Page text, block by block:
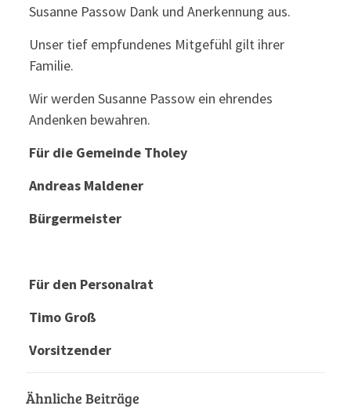
Susanne Passow Dank und Anerkennung aus.
Unser tief empfundenes Mitgefühl gilt ihrer
Familie.
Wir werden Susanne Passow ein ehrendes
Andenken bewahren.
Für die Gemeinde Tholey
Andreas Maldener
Bürgermeister
Für den Personalrat
Timo Groß
Vorsitzender
Ähnliche Beiträge